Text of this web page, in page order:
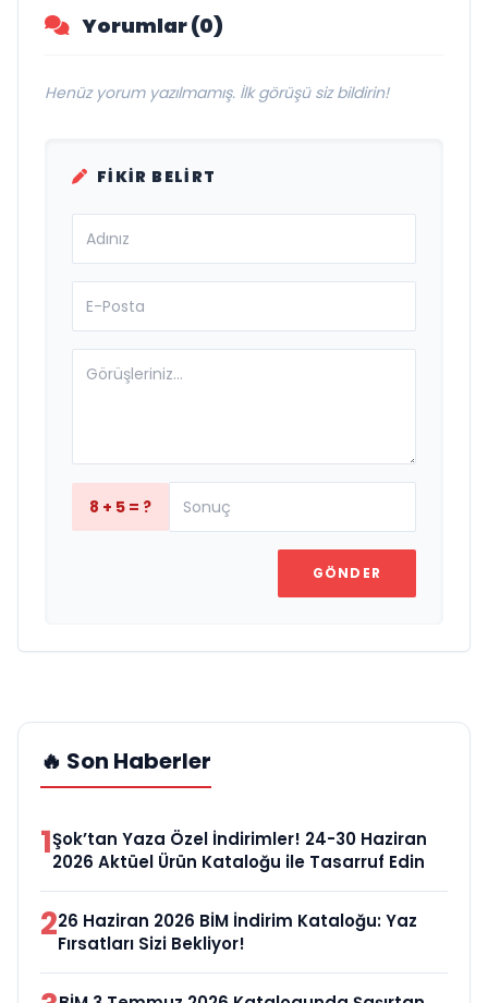
Yorumlar (0)
Henüz yorum yazılmamış. İlk görüşü siz bildirin!
FIKIR BELIRT
8 + 5 = ?
GÖNDER
🔥 Son Haberler
1Şok’tan Yaza Özel İndirimler! 24-30 Haziran
2026 Aktüel Ürün Kataloğu ile Tasarruf Edin
226 Haziran 2026 BİM İndirim Kataloğu: Yaz
Fırsatları Sizi Bekliyor!